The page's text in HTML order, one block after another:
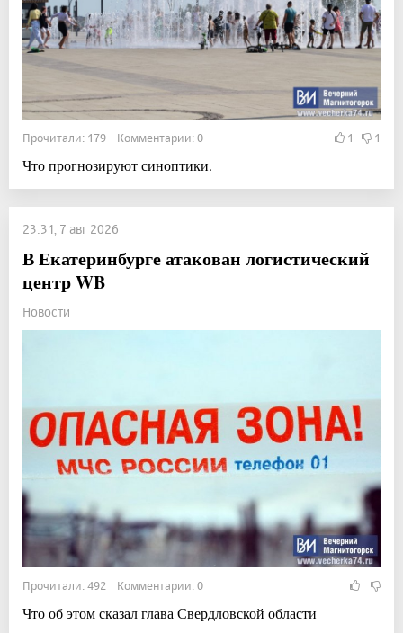
Прочитали: 179 Комментарии: 0 1 1
Что прогнозируют синоптики.
23:31, 7 авг 2026
В Екатеринбурге атакован логистический
центр WB
Новости
Прочитали: 492 Комментарии: 0
Что об этом сказал глава Свердловской области